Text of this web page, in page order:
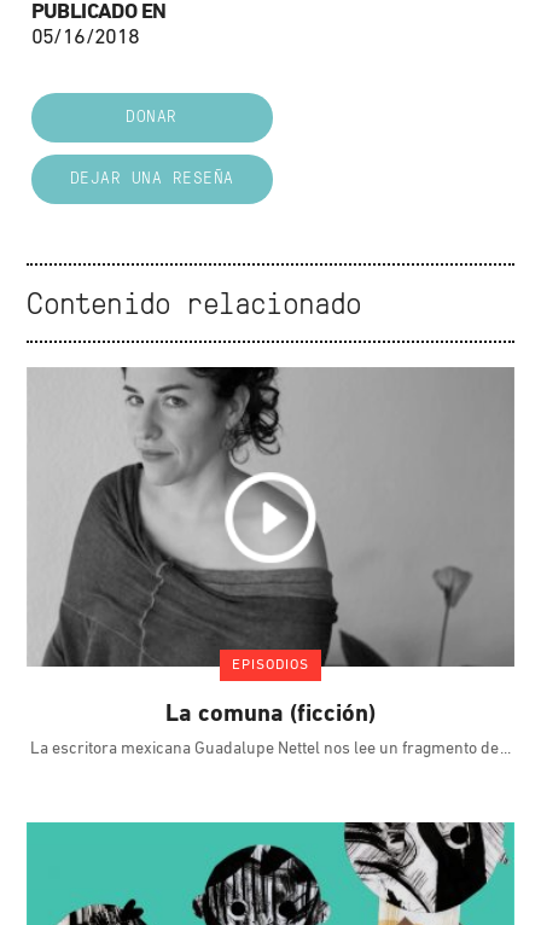
PUBLICADO EN
05/16/2018
DONAR
DEJAR UNA RESEÑA
Contenido relacionado
EPISODIOS
La comuna (ficción)
La escritora mexicana Guadalupe Nettel nos lee un fragmento de